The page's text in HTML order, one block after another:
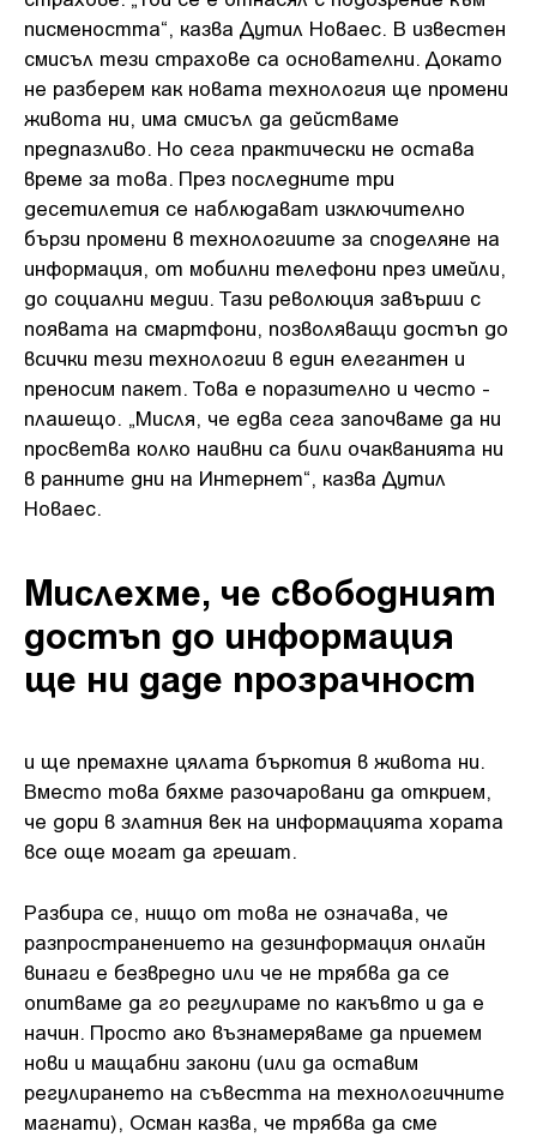
писмеността“, казва Дутил Новаес. В известен
смисъл тези страхове са основателни. Докато
не разберем как новата технология ще промени
живота ни, има смисъл да действаме
предпазливо. Но сега практически не остава
време за това. През последните три
десетилетия се наблюдават изключително
бързи промени в технологиите за споделяне на
информация, от мобилни телефони през имейли,
до социални медии. Тази революция завърши с
появата на смартфони, позволяващи достъп до
всички тези технологии в един елегантен и
преносим пакет. Това е поразително и често -
плашещо. „Мисля, че едва сега започваме да ни
просветва колко наивни са били очакванията ни
в ранните дни на Интернет“, казва Дутил
Новаес.
Мислехме, че свободният
достъп до информация
ще ни даде прозрачност
и ще премахне цялата бъркотия в живота ни.
Вместо това бяхме разочаровани да открием,
че дори в златния век на информацията хората
все още могат да грешат.
Разбира се, нищо от това не означава, че
разпространението на дезинформация онлайн
винаги е безвредно или че не трябва да се
опитваме да го регулираме по какъвто и да е
начин. Просто ако възнамеряваме да приемем
нови и мащабни закони (или да оставим
регулирането на съвестта на технологичните
магнати), Осман казва, че трябва да сме